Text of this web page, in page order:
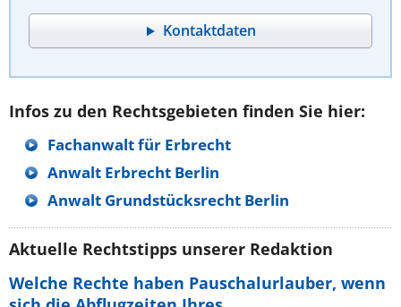
Kontaktdaten
Infos zu den Rechtsgebieten finden Sie hier:
Fachanwalt für Erbrecht
Anwalt Erbrecht Berlin
Anwalt Grundstücksrecht Berlin
Aktuelle Rechtstipps unserer Redaktion
Welche Rechte haben Pauschalurlauber, wenn